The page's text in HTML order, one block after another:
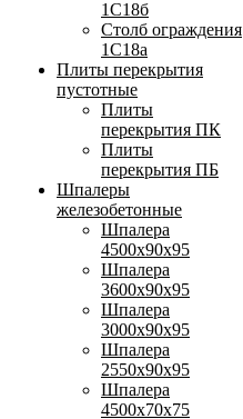
1С18б
Столб ограждения
1С18а
Плиты перекрытия
пустотные
Плиты
перекрытия ПК
Плиты
перекрытия ПБ
Шпалеры
железобетонные
Шпалера
4500х90х95
Шпалера
3600х90х95
Шпалера
3000х90х95
Шпалера
2550х90х95
Шпалера
4500х70х75